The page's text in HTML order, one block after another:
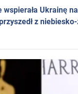
Ukrainę
z